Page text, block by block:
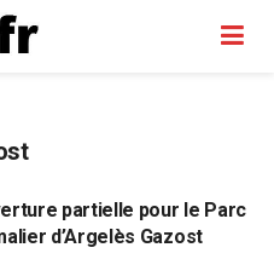
partielle pour le Parc
d’Argelès Gazost